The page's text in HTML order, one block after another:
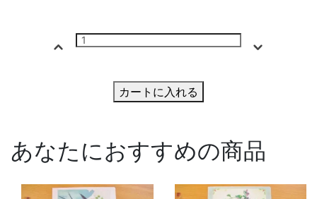
カートに入れる
あなたにおすすめの商品